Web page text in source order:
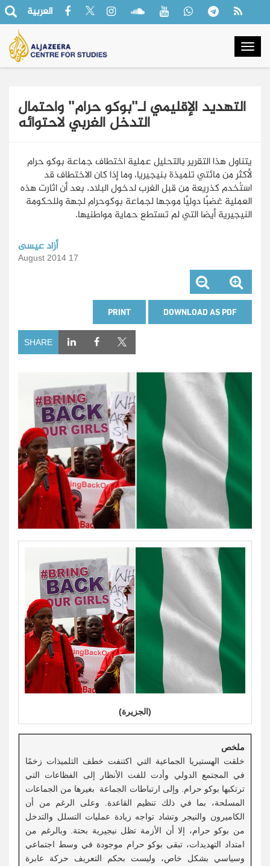
العربية
التهديد الإقليمي لـ"بوكو حرام" واحتمال
التدخل الغربي لاحتوائه
يتناول هذا التقرير بالتحليل عملية اختطاف جماعة بوكو حرام
لأكثر من مائتي تلميذة بنيجيريا، وما إذا كان الاختطاف قد
استُخدم كذريعة من قبل الغرب لدخول البلاد. بعد أن اثارت هذه
العملية غضبًا دوليًا موجها لجماعة بوكوحرام لجهة وللحكومة
النيجيرية أيضا التي لم تستطع حماية مواطنيها.
أزاد عيسى
17 August 2014
DOWNLOAD AS PDF
PRINT
SHARE
(الجزيرة)
ملخص
خلقت الهستيريا الجماعية التي اكتنفت خطف التلميذات زخمًا
في المجتمع الدولي وأدت للفت الأنظار إلى الفظاعات التي
ترتكبها بوكو حرام. وإلى ارتباطات الجماعة بغيرها من الجماعات
المسلحة، بما في ذلك تنظيم القاعدة. وعلى الرغم من أن
الكاميرون والنيجر وتشاد تواجه زيادة عمليات التسلل والتدخل
من بوكو حرام، إلا أن الأزمة تظل نيجيرية بحتة. وبالرغم من
امتداد التهديدات، تبقى بوكو حرام موجودة في وسط اجتماعي
وسياسي بشكل خاص، وليست بحكم التعريف حركة عابرة